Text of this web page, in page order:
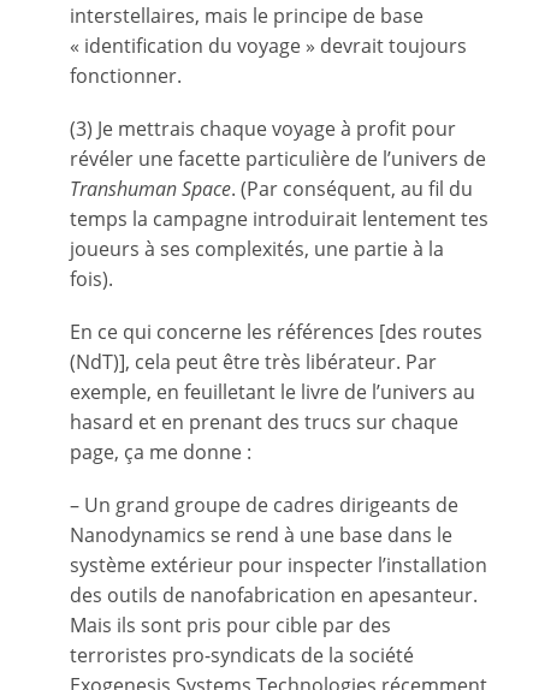
interstellaires, mais le principe de base
« identification du voyage » devrait toujours
fonctionner.
(3) Je mettrais chaque voyage à profit pour
révéler une facette particulière de l’univers de
Transhuman Space. (Par conséquent, au fil du
temps la campagne introduirait lentement tes
joueurs à ses complexités, une partie à la
fois).
En ce qui concerne les références [des routes
(NdT)], cela peut être très libérateur. Par
exemple, en feuilletant le livre de l’univers au
hasard et en prenant des trucs sur chaque
page, ça me donne :
– Un grand groupe de cadres dirigeants de
Nanodynamics se rend à une base dans le
système extérieur pour inspecter l’installation
des outils de nanofabrication en apesanteur.
Mais ils sont pris pour cible par des
terroristes pro-syndicats de la société